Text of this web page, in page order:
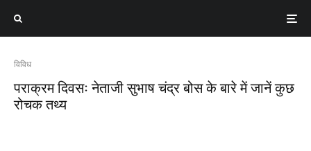
विविध
पराक्रम दिवसः नेताजी सुभाष चंद्र बोस के बारे में जानें कुछ
रोचक तथ्य